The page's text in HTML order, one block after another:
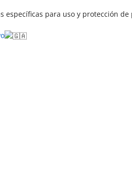
específicas para uso y protección